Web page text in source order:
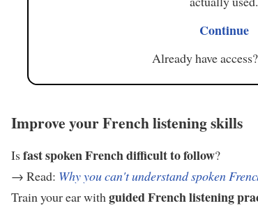
Continue
Already have access?
Improve your French listening skills
Isfast spoken French difficult to follow?
→ Read: Why you can't understand spoken
Train your ear with guided French listening